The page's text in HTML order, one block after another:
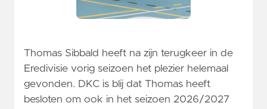
Thomas Sibbald heeft na zijn terugkeer in de
Eredivisie vorig seizoen het plezier helemaal
gevonden. DKC is blij dat Thomas heeft
besloten om ook in het seizoen 2026/2027